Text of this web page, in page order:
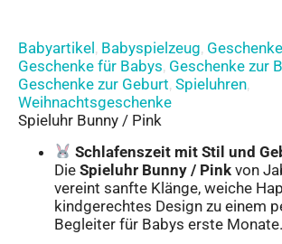
Babyartikel , Babyspielzeug,
Geschenke für Babys, Geschenke zur
Geschenke zur Geburt, Spieluhren,
Weihnachtsgeschenke
Spieluhr Bunny / Pink
Schlafenszeit mit Stil und
Die Spieluhr Bunny / Pink von
vereint sanfte Klänge, weiche
kindgerechtes Design zu einem
Begleiter für Babys erste Monate.